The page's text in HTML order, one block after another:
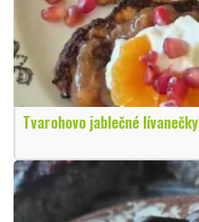
Tvarohovo jablečné lívanečky